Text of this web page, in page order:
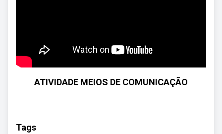
ATIVIDADE MEIOS DE COMUNICAÇÃO
Tags